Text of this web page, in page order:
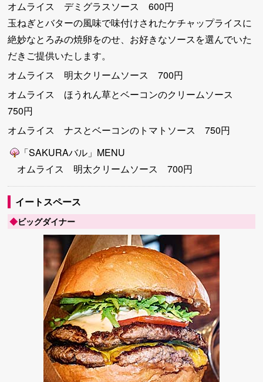
オムライス デミグラスソース 600円
玉ねぎとバターの風味で味付けされたケチャップライスに
絶妙なとろみの焼卵をのせ、お好きなソースを選んでいた
だきご提供いたします。
オムライス 明太クリームソース 700円
オムライス ほうれん草とベーコンのクリームソース
750円
オムライス ナスとベーコンのトマトソース 750円
「SAKURAバル」MENU
オムライス 明太クリームソース 700円
イートスペース
◆ビッグダイナー